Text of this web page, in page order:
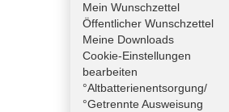
Mein Wunschzettel
Öffentlicher Wunschzettel
Meine Downloads
Cookie-Einstellungen
bearbeiten
°Altbatterienentsorgung/
°Getrennte Ausweisung